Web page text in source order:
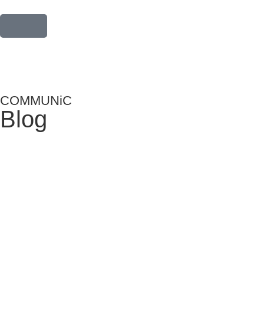
COMMUNiC
Blog